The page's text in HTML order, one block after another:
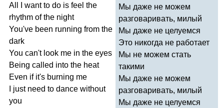
All
want to do is feel the
rhythm of the night
You've been running from the
dark
You can't look me in the eyes
Being called into the heat
Even if it's burning me
just need to dance without
you
Мы даже не можем
разговаривать, милый
Мы даже не целуемся
Это никогда не работает
Мы не можем стать
такими
Мы даже не можем
разговаривать, милый
Мы даже не целуемся